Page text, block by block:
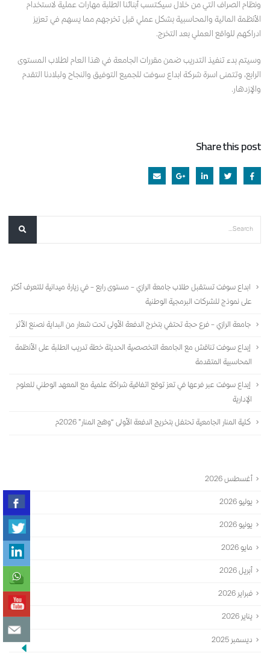
ونظام الصراف التي من خلال سيكتسب أبنائنا الطلبة مهارات عملية لاستخدام
الأنظمة المالية والمحاسبية بشكل عملي قبل تخرجهم مما يسهم في تعزيز
ادراكهم للواقع العملي بعد التخرج.
وسيتم بدء تنفيذ التدريب ضمن مقررات الجامعة في هذا العام لطلاب المستوى
الرابع، وتتمنى اسرة شركة ابداع سوفت للجميع التوفيق والنجاح ولبلادنا التقدم
والإزدهار.
Share this post
ابداع سوفت تستقبل طلاب جامعة الرازي – مستوى رابع – في زيارة ميدانية للتعرف أكثر
على نموذج للشركات البرمجية الوطنية
جامعة الرازي – فرع حجة تحتفي بتخرج الدفعة الأولى تحت شعار من البداية نصنع الأثر
إبداع سوفت تناقش مع الجامعة التخصصية الحديثة خطة تدريب الطلبة على الأنظمة
المحاسبية المتقدمة
إبداع سوفت عبر فرعها في تعز توقع اتفاقية شراكة علمية مع المعهد الوطني للعلوم
الإدارية
كلية المنار الجامعية تحتفل بتخريج الدفعة الأولى “وهج المنار” 2026م
أغسطس 2026
يوليو 2026
يونيو 2026
مايو 2026
أبريل 2026
فبراير 2026
يناير 2026
ديسمبر 2025